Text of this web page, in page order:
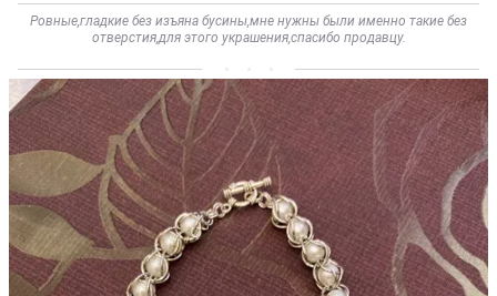
Ровные,гладкие без изъяна бусины,мне нужны были именно такие без
отверстия,для этого украшения,спасибо продавцу.